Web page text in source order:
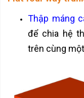
Thập máng
để chia hệ
trên cùng